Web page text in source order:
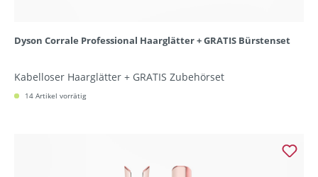
Dyson Corrale Professional Haarglätter + GRATIS Bürstenset
Kabelloser Haarglätter + GRATIS Zubehörset
14 Artikel vorrätig